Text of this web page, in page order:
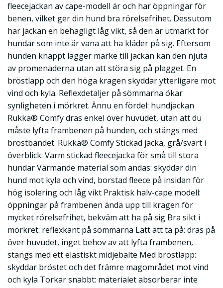
fleecejackan av cape-modell är och har öppningar för
benen, vilket ger din hund bra rörelsefrihet. Dessutom
har jackan en behagligt låg vikt, så den är utmärkt för
hundar som inte är vana att ha kläder på sig. Eftersom
hunden knappt lägger märke till jackan kan den njuta
av promenaderna utan att störa sig på plagget. En
bröstlapp och den höga kragen skyddar ytterligare mot
vind och kyla. Reflexdetaljer på sömmarna ökar
synligheten i mörkret. Ännu en fördel: hundjackan
Rukka® Comfy dras enkel över huvudet, utan att du
måste lyfta frambenen på hunden, och stängs med
bröstbandet. Rukka® Comfy Stickad jacka, grå/svart i
överblick: Varm stickad fleecejacka för små till stora
hundar Värmande material som andas: skyddar din
hund mot kyla och vind, borstad fleece på insidan för
hög isolering och låg vikt Praktisk halv-cape modell:
öppningar på frambenen ända upp till kragen för
mycket rörelsefrihet, bekväm att ha på sig Bra sikt i
mörkret: reflexkant på sömmarna Lätt att ta på: dras på
över huvudet, inget behov av att lyfta frambenen,
stängs med ett elastiskt midjebälte Med bröstlapp:
skyddar bröstet och det främre magområdet mot vind
och kyla Torkar snabbt: materialet absorberar inte